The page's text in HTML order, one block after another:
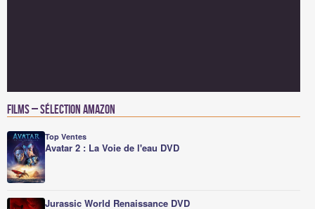
Films – Sélection Amazon
Top Ventes
Avatar 2 : La Voie de l'eau DVD
Jurassic World Renaissance DVD